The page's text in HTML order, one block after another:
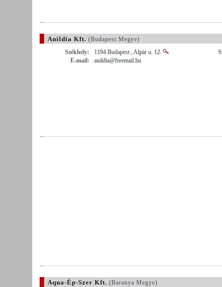
Anildia Kft. (Budapest Megye)
Székhely:
1194 Budapest , Alpár u. 12.
E-mail:
anildia@freemail.hu
Aqua-Ép-Szer Kft. (Baranya Megye)